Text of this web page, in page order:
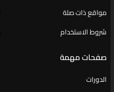
مواقع ذات صلة
شروط الاستخدام
صفحات مهمة
الدورات